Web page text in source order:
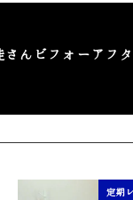
んビフォーアフタ
定期